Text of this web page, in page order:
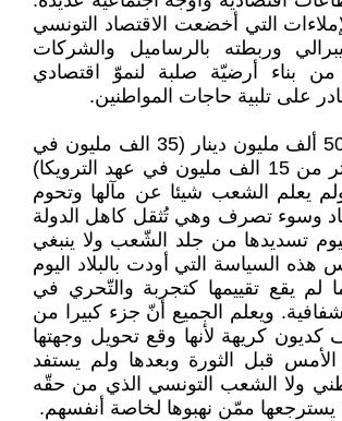
التي أخضعت الاقتصاد التونسي
وربطته بالرساميل والشركات
من بناء أرضيّة صلبة لنموّ اقتصادي
على تلبية حاجات المواطنين.
3 – أنّ أكثر من 50 ألف مليون دينار (35 الف مليون في
عهد بن علي وأكثر من 15 الف مليون في عهد الترويكا)
يعلم الشعب شيئا عن مآلها وتحوم
وسوء تصرف وهي تُثقل كاهل الدولة
تسديدها من جلد الشّعب ولا ينبغي
هذه السياسة التي أودت بالبلاد اليوم
لم يقع تقييمها كتجربة والتّحري في
ويعلم الجميع أنّ جزء كبيرا من
كريهة لأنها وقع تحويل وجهتها
قبل الثورة وبعدها ولم يستفد
ولا الشعب التونسي الذي من حقّه
يسترجعها ممّن نهبوها لخاصة أنفسهم.